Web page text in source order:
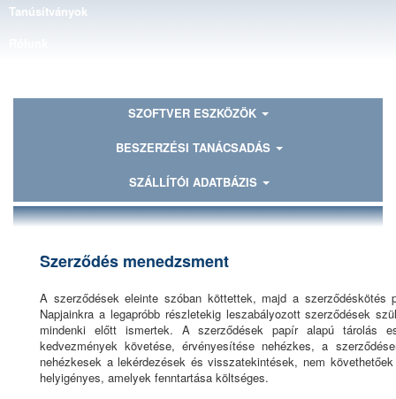
Tanúsítványok
SZOFTVER ESZKÖZÖK
BESZERZÉSI TANÁCSADÁS
SZÁLLÍTÓI ADATBÁZIS
Szerződés menedzsment
A szerződések eleinte szóban köttettek, majd a szerződéskötés
Napjainkra a legapróbb részletekig leszabályozott szerződések
mindenki előtt ismertek. A szerződések papír alapú tárolás
kedvezmények követése, érvényesítése nehézkes, a
nehézkesek a lekérdezések és visszatekintések, nem
helyigényes, amelyek fenntartása költséges.